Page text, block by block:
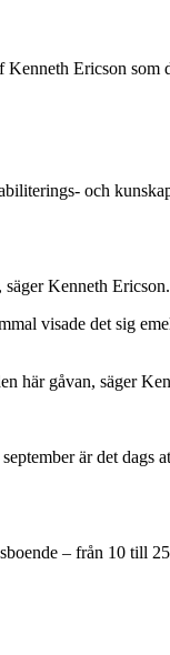
Ericson som
och
Kenneth Ericson.
visade det sig
här gåvan, säger
är det dags
– från 10 till